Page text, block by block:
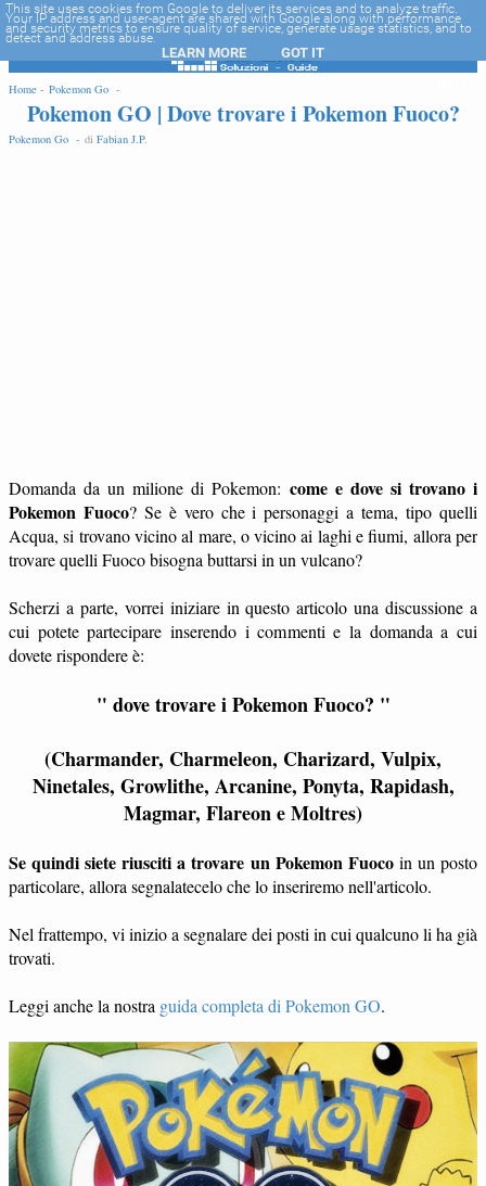
-->
Home - Pokemon Go -
Pokemon GO | Dove trovare i Pokemon Fuoco?
Pokemon Go - di Fabian J.P.
Domanda da un milione di Pokemon: come e dove si trovano i
Pokemon Fuoco? Se è vero che i personaggi a tema, tipo quelli
Acqua, si trovano vicino al mare, o vicino ai laghi e fiumi, allora per
trovare quelli Fuoco bisogna buttarsi in un vulcano?
Scherzi a parte, vorrei iniziare in questo articolo una discussione a
cui potete partecipare inserendo i commenti e la domanda a cui
dovete rispondere è:
" dove trovare i Pokemon Fuoco? "
(Charmander, Charmeleon, Charizard, Vulpix,
Ninetales, Growlithe, Arcanine, Ponyta, Rapidash,
Magmar, Flareon e Moltres)
Se quindi siete riusciti a trovare un Pokemon Fuocoin un posto
particolare, allora segnalatecelo che lo inseriremo nell'articolo.
Nel frattempo, vi inizio a segnalare dei posti in cui qualcuno li ha già
trovati.
Leggi anche la nostra guida completa di Pokemon GO.
EDIT
This site uses cookies from Google to deliver its services and to analyze traffic.
Your IP address and user-agent are shared with Google along with performance
and security metrics to ensure quality of service, generate usage statistics, and to
detect and address abuse.
LEARN MORE GOT IT